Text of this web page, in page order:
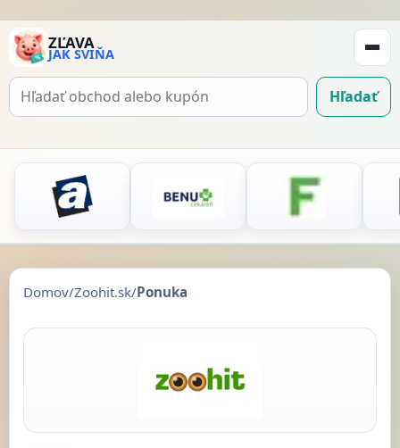
ZĽAVA
JAK SVIŇA
Hľadať
Hľadať
Domov/Zoohit.sk/Ponuka